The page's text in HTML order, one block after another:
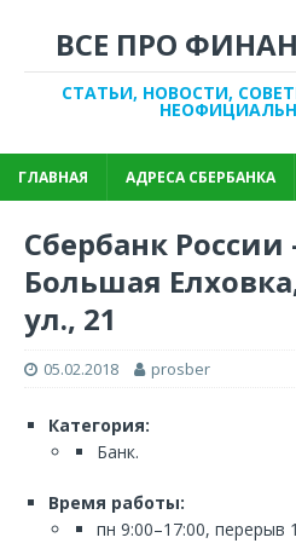
ВСЕ ПРО
СТАТЬИ, НОВОСТИ,
ГЛАВНАЯ АДРЕСА СБЕРБАНКА
Сбербанк России
Большая
ул., 21
05.02.2018 prosber
Категория:
Банк.
Время работы:
пн 9:00–17:00, перерыв